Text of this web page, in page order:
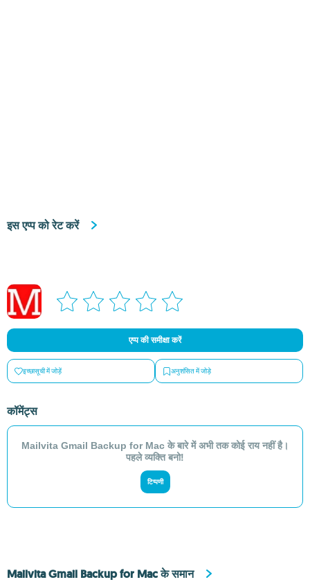
इस एप्प को रेट करें
एप्प की समीक्षा करें
इच्छासूची में जोड़ें अनुशंसित में जोड़े
कॉमेंट्स
Mailvita Gmail Backup for Mac के बारे में अभी तक कोई राय नहीं है।
पहले व्यक्ति बनो!
टिप्पणी
Mailvita Gmail Backup for Mac के समान